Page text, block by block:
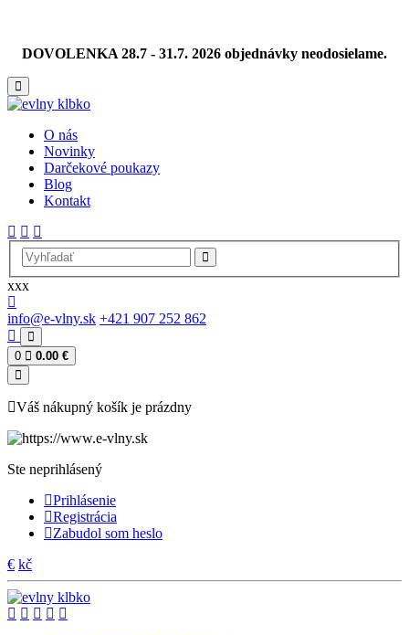
DOVOLENKA 28.7 - 31.7. 2026 objednávky neodosielame.
O nás
Novinky
Darčekové poukazy
Blog
Kontakt
xxx
info@e-vlny.sk +421 907 252 862
0 0.00 €
Váš nákupný košík je prázdny
Ste neprihlásený
Prihlásenie
Registrácia
Zabudol som heslo
€ kč